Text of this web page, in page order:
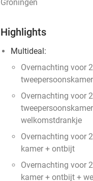
Groningen
Highlights
Multideal:
Overnachting voor
Overnachting voor
welkomstdrankje
Overnachting voor
kamer + ontbijt
Overnachting voor
kamer + ontbijt +